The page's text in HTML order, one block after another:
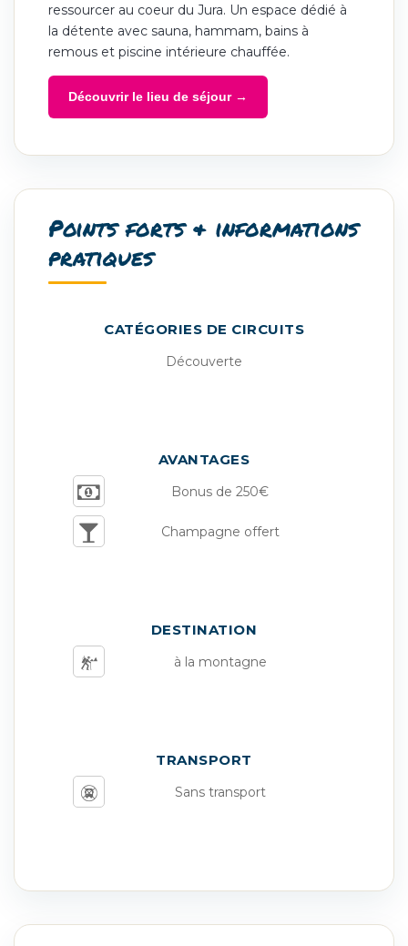
ressourcer au coeur du Jura. Un espace dédié à
la détente avec sauna, hammam, bains à
remous et piscine intérieure chauffée.
Découvrir le lieu de séjour →
Points forts & informations
pratiques
CATÉGORIES DE CIRCUITS
Découverte
AVANTAGES
Bonus de 250€
Champagne offert
DESTINATION
à la montagne
TRANSPORT
Sans transport